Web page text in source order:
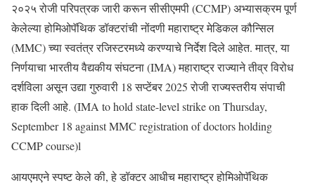
२०२५ रोजी परिपत्रक जारी करून सीसीएमपी (CCMP) अभ्यासक्रम पूर्ण
केलेल्या होमिओपॅथिक डॉक्टरांची नोंदणी महाराष्ट्र मेडिकल कौन्सिल
(MMC) च्या स्वतंत्र रजिस्टरमध्ये करण्याचे निर्देश दिले आहेत. मात्र, या
निर्णयाचा भारतीय वैद्यकीय संघटना (IMA) महाराष्ट्र राज्याने तीव्र विरोध
दर्शविला असून उद्या गुरुवारी 18 सप्टेंबर 2025 रोजी राज्यस्तरीय संपाची
हाक दिली आहे. (IMA to hold state-level strike on Thursday,
September 18 against MMC registration of doctors holding
CCMP course)l
आयएमएने स्पष्ट केले की, हे डॉक्टर आधीच महाराष्ट्र होमिओपॅथिक